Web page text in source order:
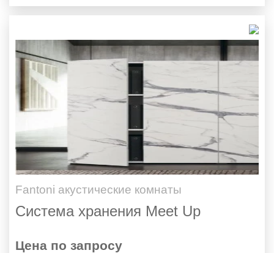
Fantoni акустические комнаты
Система хранения Meet Up
Цена по запросу